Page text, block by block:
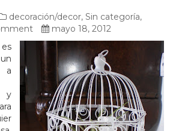
decoración/decor, Sin categoría,
mayo 18, 2012
a